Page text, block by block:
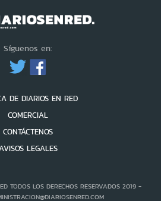
Síguenos en:
DE DIARIOS EN RED
COMERCIAL
CONTÁCTENOS
LEGALES
TODOS LOS DERECHOS RESERVADOS 2019 -